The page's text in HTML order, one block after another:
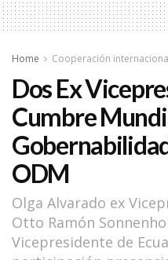
Home Cooperación
Dos Ex
Cumbre
ODM
Olga Alvarado ex
Otto Ramón
Vicepresidente de